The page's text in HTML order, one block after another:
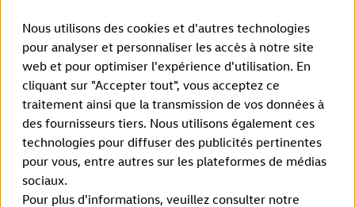
Avertissement de Volkswagen Group Charging GmbH
¹ LTE
ID. Charger (1ère génération à partir de 2020):
La fonctionnalité LTE ne peut être utilisée que dans les États membres de
l’UE ainsi qu’au Royaume-Uni, en Suisse et en Norvège.
ID. Charger 2 (2ème génération à partir de 2024):
La fonctionnalité LTE ne peut être utilisée que dans les États membres de
l’UE ainsi qu’au Royaume-Uni, en Suisse, au Liechtenstein, en Islande et
en Norvège.
² Recharge intelligente:
Les fonctions de recharge intelligente sont initialement disponibles via un
lien entre l’application du véhicule et l’application Elli Smart Charging. À
dans l’application de la marque.
Nous utilisons des cookies et d'autres technologies
pour analyser et personnaliser les accès à notre site
web et pour optimiser l'expérience d'utilisation. En
cliquant sur "Accepter tout", vous acceptez ce
traitement ainsi que la transmission de vos données à
des fournisseurs tiers. Nous utilisons également ces
technologies pour diffuser des publicités pertinentes
pour vous, entre autres sur les plateformes de médias
sociaux.
Pour plus d'informations, veuillez consulter notre